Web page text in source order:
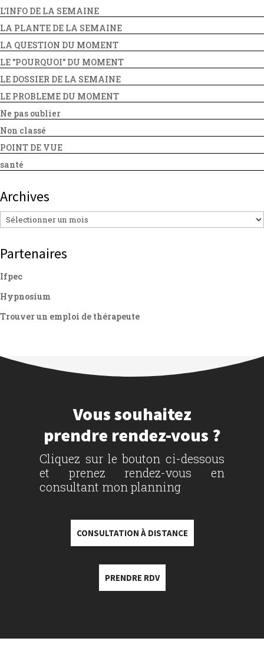
L'INFO DE LA SEMAINE
LA PLANTE DE LA SEMAINE
LA QUESTION DU MOMENT
LE "POURQUOI" DU MOMENT
LE DOSSIER DE LA SEMAINE
LE PROBLEME DU MOMENT
Ne pas oublier
Non classé
POINT DE VUE
santé
Archives
Archives
Partenaires
Ifpec
Hypnosium
Trouver un emploi de thérapeute
Vous souhaitez
prendre rendez-vous ?
Cliquez sur le bouton ci-dessous
et prenez rendez-vous en
consultant mon planning
CONSULTATION À DISTANCE
PRENDRE RDV